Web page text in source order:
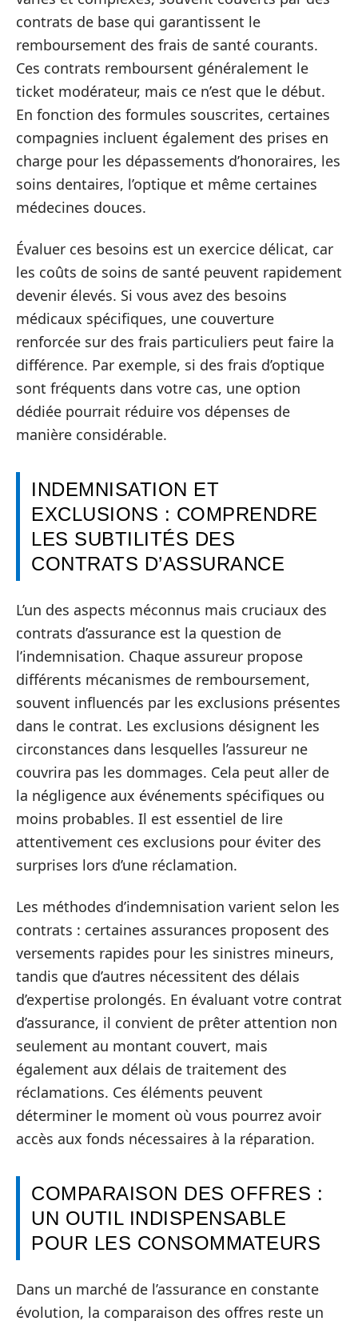
contrats de base qui garantissent le
remboursement des frais de santé courants.
Ces contrats remboursent généralement le
ticket modérateur, mais ce n’est que le début.
En fonction des formules souscrites, certaines
compagnies incluent également des prises en
charge pour les dépassements d’honoraires, les
soins dentaires, l’optique et même certaines
médecines douces.
Évaluer ces besoins est un exercice délicat, car
les coûts de soins de santé peuvent rapidement
devenir élevés. Si vous avez des besoins
médicaux spécifiques, une couverture
renforcée sur des frais particuliers peut faire la
différence. Par exemple, si des frais d’optique
sont fréquents dans votre cas, une option
dédiée pourrait réduire vos dépenses de
manière considérable.
INDEMNISATION ET
EXCLUSIONS : COMPRENDRE
LES SUBTILITÉS DES
CONTRATS D’ASSURANCE
L’un des aspects méconnus mais cruciaux des
contrats d’assurance est la question de
l’indemnisation. Chaque assureur propose
différents mécanismes de remboursement,
souvent influencés par les exclusions présentes
dans le contrat. Les exclusions désignent les
circonstances dans lesquelles l’assureur ne
couvrira pas les dommages. Cela peut aller de
la négligence aux événements spécifiques ou
moins probables. Il est essentiel de lire
attentivement ces exclusions pour éviter des
surprises lors d’une réclamation.
Les méthodes d’indemnisation varient selon les
contrats : certaines assurances proposent des
versements rapides pour les sinistres mineurs,
tandis que d’autres nécessitent des délais
d’expertise prolongés. En évaluant votre contrat
d’assurance, il convient de prêter attention non
seulement au montant couvert, mais
également aux délais de traitement des
réclamations. Ces éléments peuvent
déterminer le moment où vous pourrez avoir
accès aux fonds nécessaires à la réparation.
COMPARAISON DES OFFRES :
UN OUTIL INDISPENSABLE
POUR LES CONSOMMATEURS
Dans un marché de l’assurance en constante
évolution, la comparaison des offres reste un